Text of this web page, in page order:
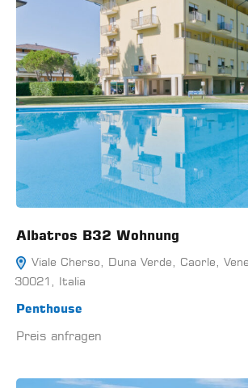
Albatros B32 Wohnung
Viale Cherso, Duna Verde, Caorle,
30021, Italia
Penthouse
Preis anfragen